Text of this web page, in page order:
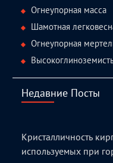
Огнеупорная масса
Шамотная
Огнеупорная
Недавние Посты
Кристалличность
используемых при